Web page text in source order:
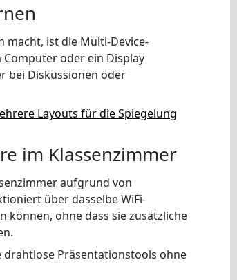
macht, ist die Multi-Device-
oder ein Display
bei Diskussionen oder
Layouts für die Spiegelung
im Klassenzimmer
aufgrund von
über dasselbe WiFi-
können, ohne dass sie zusätzliche
drahtlose Präsentationstools ohne